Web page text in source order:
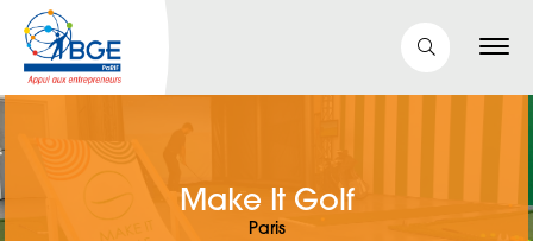
Make It Golf
Paris